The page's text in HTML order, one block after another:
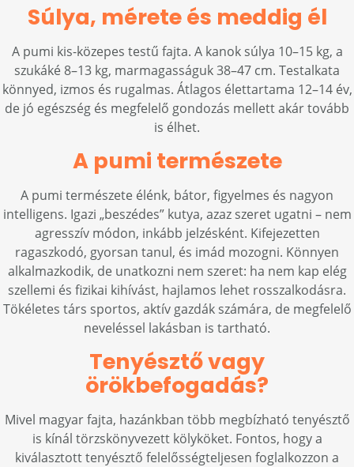
Súlya, mérete és meddig él
A pumi kis-közepes testű fajta. A kanok súlya 10–15 kg, a
szukáké 8–13 kg, marmagasságuk 38–47 cm. Testalkata
könnyed, izmos és rugalmas. Átlagos élettartama 12–14 év,
de jó egészség és megfelelő gondozás mellett akár tovább
is élhet.
A pumi természete
A pumi természete élénk, bátor, figyelmes és nagyon
intelligens. Igazi „beszédes” kutya, azaz szeret ugatni – nem
agresszív módon, inkább jelzésként. Kifejezetten
ragaszkodó, gyorsan tanul, és imád mozogni. Könnyen
alkalmazkodik, de unatkozni nem szeret: ha nem kap elég
szellemi és fizikai kihívást, hajlamos lehet rosszalkodásra.
Tökéletes társ sportos, aktív gazdák számára, de megfelelő
neveléssel lakásban is tartható.
Tenyésztő vagy
örökbefogadás?
Mivel magyar fajta, hazánkban több megbízható tenyésztő
is kínál törzskönyvezett kölyköket. Fontos, hogy a
kiválasztott tenyésztő felelősségteljesen foglalkozzon a